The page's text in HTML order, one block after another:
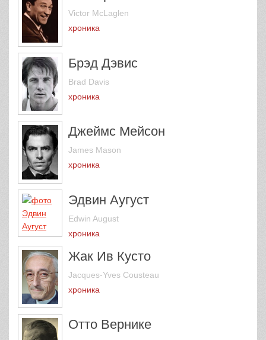
Victor McLaglen
хроника
Брэд Дэвис
Brad Davis
хроника
Джеймс Мейсон
James Mason
хроника
Эдвин Аугуст
Edwin August
хроника
Жак Ив Кусто
Jacques-Yves Cousteau
хроника
Отто Вернике